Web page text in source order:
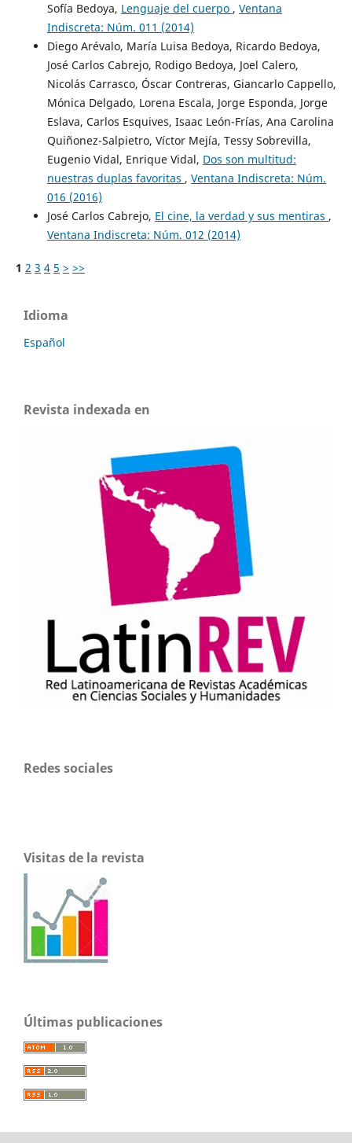
Sofía Bedoya, Lenguaje del cuerpo , Ventana
Indiscreta: Núm. 011 (2014)
Diego Arévalo, María Luisa Bedoya, Ricardo Bedoya,
José Carlos Cabrejo, Rodigo Bedoya, Joel Calero,
Nicolás Carrasco, Óscar Contreras, Giancarlo Cappello,
Mónica Delgado, Lorena Escala, Jorge Esponda, Jorge
Eslava, Carlos Esquives, Isaac León-Frías, Ana Carolina
Quiñonez-Salpietro, Víctor Mejía, Tessy Sobrevilla,
Eugenio Vidal, Enrique Vidal, Dos son multitud:
nuestras duplas favoritas , Ventana Indiscreta: Núm.
016 (2016)
José Carlos Cabrejo, El cine, la verdad y sus mentiras ,
Ventana Indiscreta: Núm. 012 (2014)
1 2 3 4 5 > >>
Idioma
Español
Revista indexada en
Redes sociales
Visitas de la revista
Últimas publicaciones